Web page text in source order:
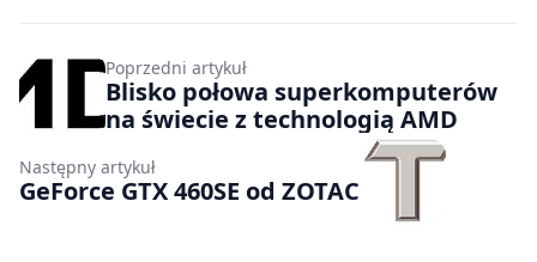
Poprzedni artykuł
Blisko połowa superkomputerów
na świecie z technologią AMD
Następny artykuł
GeForce GTX 460SE od ZOTAC